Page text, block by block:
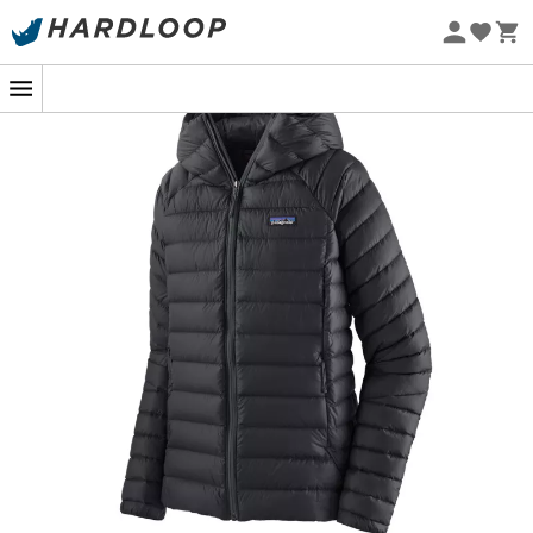
Promos d'été 🔥 -5 % EXTRA dès 2 produits* code Summer5
Eco-conçu
Patagonia Down Sweater Hoody :
l’indispensable toute saison !
doudouneà avoir dans son placard, c’est
Down Sweater Hoody pour femme.La marque
est connue pour confectionner ses produits
de manière responsable. Cette fois-ci, c’est en
recyclant des filets de pêche abandonnés dans les
océans que Patagonia a réinventé cette
doudoune
. Cette veste en duvet 100 %Responsible Down
au pouvoir gonflant, offre un niveau de